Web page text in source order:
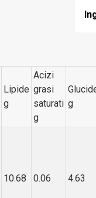
Lipide
g
Acizi
grasi
saturati
g
g
10.68 0.06 4.63